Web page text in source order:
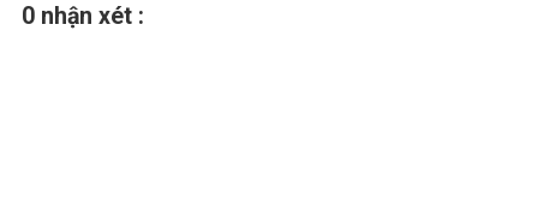
0 nhận xét :